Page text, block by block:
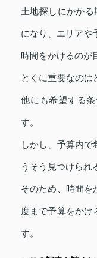
土地探しにかかる
になり、エリアや
時間をかけるのが
とくに重要なのは
他にも希望する
す。
しかし、予算内で
うそう見つけられ
そのため、時間を
度まで予算をかけ
す。